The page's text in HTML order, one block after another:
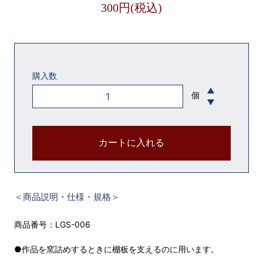
300円(税込)
購入数
個
カートに入れる
＜商品説明・仕様・規格＞
商品番号：LGS-006
●作品を窯詰めするときに棚板を支えるのに用います。